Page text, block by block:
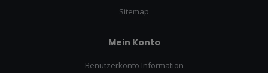
Sitemap
Mein Konto
Benutzerkonto Information